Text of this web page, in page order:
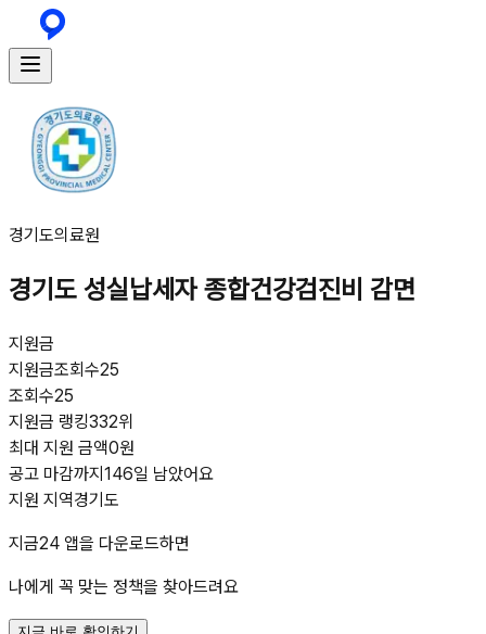
경기도의료원
경기도 성실납세자 종합건강검진비 감면
지원금
지원금조회수25
조회수25
지원금 랭킹332위
최대 지원 금액0원
공고 마감까지146일 남았어요
지원 지역경기도
지금24 앱을 다운로드하면
나에게 꼭 맞는 정책을 찾아드려요